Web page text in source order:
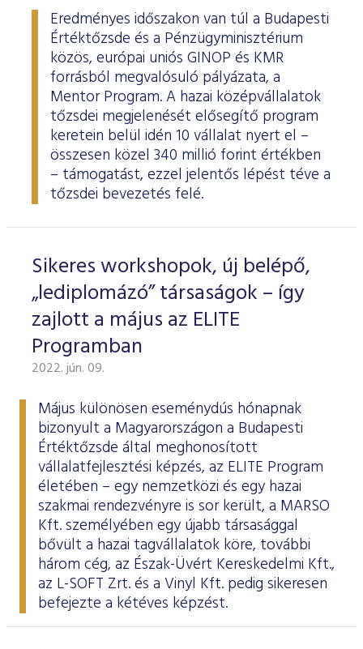
Eredményes időszakon van túl a Budapesti
Értéktőzsde és a Pénzügyminisztérium
közös, európai uniós GINOP és KMR
forrásból megvalósuló pályázata, a
Mentor Program. A hazai középvállalatok
tőzsdei megjelenését elősegítő program
keretein belül idén 10 vállalat nyert el –
összesen közel 340 millió forint értékben
– támogatást, ezzel jelentős lépést téve a
tőzsdei bevezetés felé.
Sikeres workshopok, új belépő,
„lediplomázó” társaságok – így
zajlott a május az ELITE
Programban
2022. jún. 09.
Május különösen eseménydús hónapnak
bizonyult a Magyarországon a Budapesti
Értéktőzsde által meghonosított
vállalatfejlesztési képzés, az ELITE Program
életében – egy nemzetközi és egy hazai
szakmai rendezvényre is sor került, a MARSO
Kft. személyében egy újabb társasággal
bővült a hazai tagvállalatok köre, további
három cég, az Észak-Üvért Kereskedelmi Kft.,
az L-SOFT Zrt. és a Vinyl Kft. pedig sikeresen
befejezte a kétéves képzést.